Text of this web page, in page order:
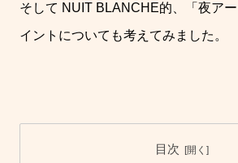
そして NUIT BLANCHE的、「夜ア
イントについても考えてみました。
目次